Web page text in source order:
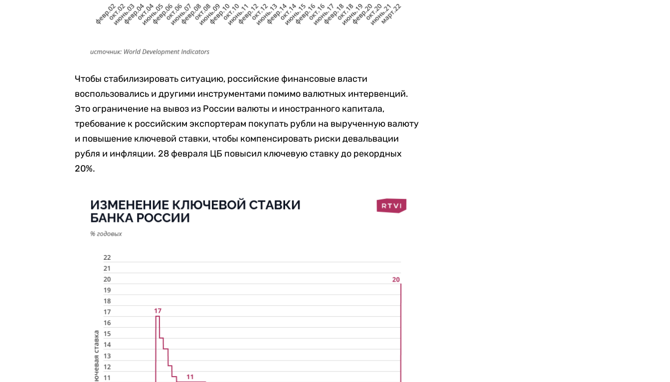
Чтобы стабилизировать ситуацию, российские финансовые власти
воспользовались и другими инструментами помимо валютных интервенций.
Это ограничение на вывоз из России валюты и иностранного капитала,
требование к российским экспортерам покупать рубли на вырученную валюту
и повышение ключевой ставки, чтобы компенсировать риски девальвации
рубля и инфляции. 28 февраля ЦБ повысил ключевую ставку до рекордных
20%.